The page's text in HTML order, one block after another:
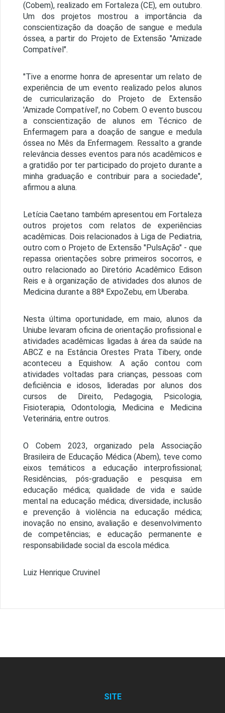
(Cobem), realizado em Fortaleza (CE), em outubro.
Um dos projetos mostrou a importância da
conscientização da doação de sangue e medula
óssea, a partir do Projeto de Extensão "Amizade
Compatível".
"Tive a enorme honra de apresentar um relato de
experiência de um evento realizado pelos alunos
de curricularização do Projeto de Extensão
'Amizade Compatível', no Cobem. O evento buscou
a conscientização de alunos em Técnico de
Enfermagem para a doação de sangue e medula
óssea no Mês da Enfermagem. Ressalto a grande
relevância desses eventos para nós acadêmicos e
a gratidão por ter participado do projeto durante a
minha graduação e contribuir para a sociedade",
afirmou a aluna.
Letícia Caetano também apresentou em Fortaleza
outros projetos com relatos de experiências
acadêmicas. Dois relacionados à Liga de Pediatria,
outro com o Projeto de Extensão "PulsAção" - que
repassa orientações sobre primeiros socorros, e
outro relacionado ao Diretório Acadêmico Edison
Reis e à organização de atividades dos alunos de
Medicina durante a 88ª ExpoZebu, em Uberaba.
Nesta última oportunidade, em maio, alunos da
Uniube levaram oficina de orientação profissional e
atividades acadêmicas ligadas à área da saúde na
ABCZ e na Estância Orestes Prata Tibery, onde
aconteceu a Equishow. A ação contou com
atividades voltadas para crianças, pessoas com
deficiência e idosos, lideradas por alunos dos
cursos de Direito, Pedagogia, Psicologia,
Fisioterapia, Odontologia, Medicina e Medicina
Veterinária, entre outros.
O Cobem 2023, organizado pela Associação
Brasileira de Educação Médica (Abem), teve como
eixos temáticos a educação interprofissional;
Residências, pós-graduação e pesquisa em
educação médica; qualidade de vida e saúde
mental na educação médica; diversidade, inclusão
e prevenção à violência na educação médica;
inovação no ensino, avaliação e desenvolvimento
de competências; e educação permanente e
responsabilidade social da escola médica.
Luiz Henrique Cruvinel
SITE